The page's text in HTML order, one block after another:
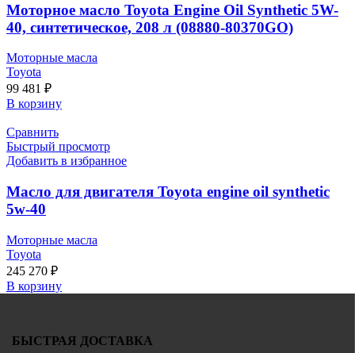
Моторное масло Toyota Engine Oil Synthetic 5W-
40, синтетическое, 208 л (08880-80370GO)
Моторные масла
Toyota
99 481 ₽
В корзину
Сравнить
Быстрый просмотр
Добавить в избранное
Масло для двигателя Toyota engine oil synthetic
5w-40
Моторные масла
Toyota
245 270 ₽
В корзину
БЫСТРАЯ ДОСТАВКА